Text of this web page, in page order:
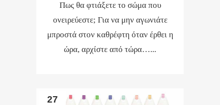
Πως θα φτιάξετε το σώμα που
ονειρεύεστε; Για να μην αγωνιάτε
μπροστά στον καθρέφτη όταν έρθει η
ώρα, αρχίστε από τώρα…...
27